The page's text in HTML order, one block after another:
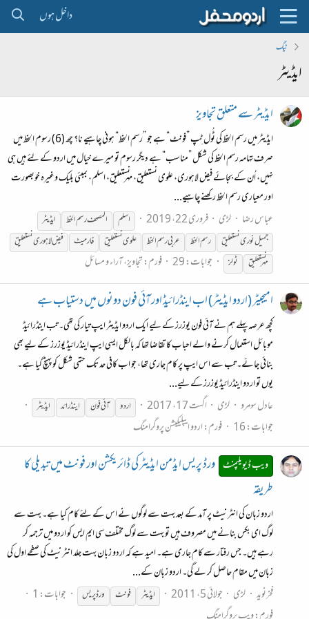
داخل ہوں
ٹیگ
ایڈیٹر
ایڈیٹر سے متعلق تجاویز
ایڈیٹر میں رسم الخط کی ٹُول ٹِپ ”فونٹ“ ہے جو ”رسم الخط“ ہونی چاہیے نا؟ چھ (6) رسوم الخط میں
صرف تہامہ رسم الخط کی شکل ”مناسب“ ہے دیگر رسوم تو میرے خیال میں اردو کے لئے ہیں ہی
نہیں، اُن کے بجائے فیض لاہوری، علوی نستعلیق، مہر نستعلیق، اسلم، بمبئی بلیک وغیرہ خوبصورت
اور معیاری رسم الخط رکھنے چاہیے...
عباس رضا
لڑی فروری 22، 2019 اسلم المصحف رسم الخط
ایڈیٹر
جمیل نوری نستعلیق
رسم الخط عربی رسم الخط علوی نستعلیق فارمیٹ
فیض لاہوری نستعلیق
مہر نستعلیق
ٹولز جوابات: 29 فورم:تجاویز، آراء و مسائل
امیجیٹر (اردو ایڈیٹر) اب اینڈرائیڈ اور آئی فون دونوں میں دستیاب ہے
کچھ عرصہ پہلے ہم نے آئی فون یوزرز کے لیے ایک اردو ایڈیٹر ایپ تیار کی تھی۔ تب اینڈرائیڈ
موبائل استعمال کرنے والے احباب کا تقاضا تھا کہ بالکل ایسی ایپ اینڈرائیڈ یوزرز کے لیے بھی
بنائی جائے۔ تب سے اس ایپ پر کام جاری تھا، جو اب کافی حد تک حتمی شکل کو پہنچ گیا ہے۔
یوں تو اردو اینڈرائیڈ یوزرز کے لیے...
عادل سومرو لڑی اگست 17، 2017 اردو آئی فون اینڈرائد ایڈیٹر
جوابات: 16 فورم:اردو ایپلیکیشن پروگرامنگ
ویب ڈیویلپمنٹ ورڈ پریس ایڈمن ایڈیٹر کی ڈائریکشن اور فونٹ میں تبدیلی کا
طریقہ
اردو زبان کی انٹرنیٹ پر آمد کے بعد بہت سے لوگوں نے اس کے لئے کام کیا ہے۔ بہت سے
لوگ ای بکس بنانے میں مصروف ہیں تو بہت سے لوگ مختلف سی ایم ایس کو اردو میں ترجمہ کر
رہے ہیں۔ جس رفتار سے کام جاری ہے۔ امید ہے کہ اردو زبان بہت جلد انٹرنیٹ کی صفحے اول کی
زبان میں مقام حاصل کر لے گی۔ اردو زبان کے...
فخرنوید لڑی جولائی 5، 2011 ایڈیٹر فونٹ ورڈپریس
جوابات: 1